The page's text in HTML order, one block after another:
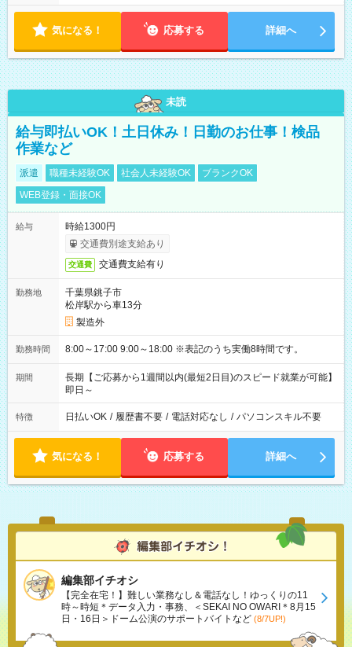
気になる！ 応募する 詳細へ
未読
給与即払いOK！土日休み！日勤のお仕事！検品
作業など
派遣 職種未経験OK 社会人未経験OK
ブランクOK
WEB登録・面接OK
給与
時給1300円
交通費別途支給あり
交通費 交通費支給有り
勤務地
千葉県銚子市
松岸駅から車13分
製造外
勤務時間 8:00～17:00 9:00～18:00 ※表記のうち実働8時間です。
期間
長期【ご応募から1週間以内(最短2日目)のスピード就業が可能】
即日～
特徴 日払いOK / 履歴書不要 / 電話対応なし / パソコンスキル不要
気になる！ 応募する 詳細へ
編集部イチオシ
【完全在宅！】難しい業務なし＆電話なし！ゆっくりの11
時～時短＊データ入力・事務、＜SEKAI NO OWARI＊8月15
日・16日＞ドーム公演のサポートバイトなど (8/7UP!)